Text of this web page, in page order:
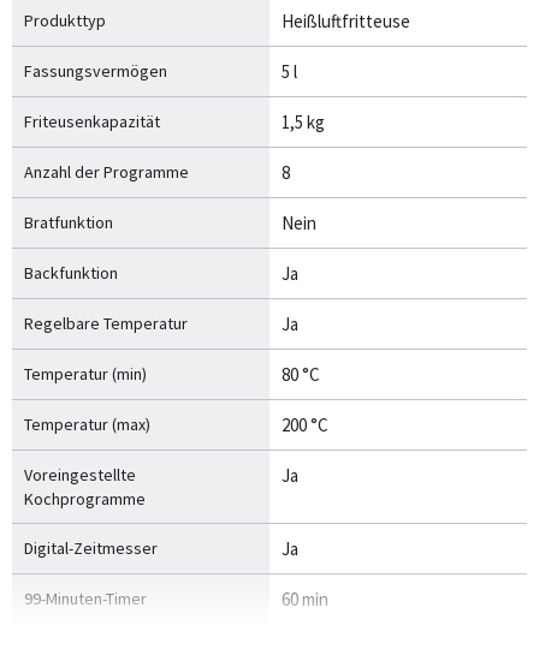
Produkttyp Heißluftfritteuse
Fassungsvermögen 5 l
Friteusenkapazität 1,5 kg
Anzahl der Programme 8
Bratfunktion Nein
Backfunktion Ja
Regelbare Temperatur Ja
Temperatur (min) 80 °C
Temperatur (max) 200 °C
Voreingestellte
Kochprogramme
Ja
Digital-Zeitmesser Ja
99-Minuten-Timer 60 min